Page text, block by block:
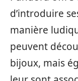
d’introduire
manière
peuvent
bijoux, mais